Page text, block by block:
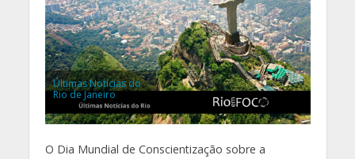
Últimas Notícias do
Rio de Janeiro
O Dia Mundial de Conscientização sobre a